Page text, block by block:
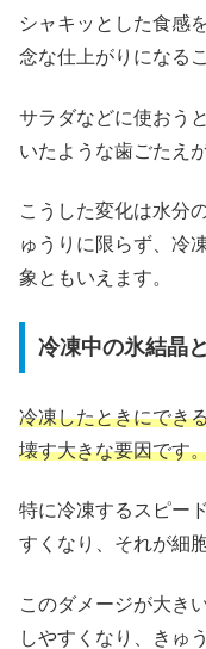
シャキッとした食感
念な仕上がりになる
サラダなどに使おう
いたような歯ごたえ
こうした変化は水分
ゅうりに限らず、冷
象ともいえます。
冷凍中の氷結晶
冷凍したときにでき
壊す大きな要因です
特に冷凍するスピー
すくなり、それが細
このダメージが大き
しやすくなり、きゅ